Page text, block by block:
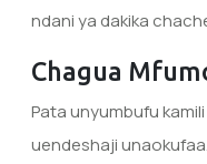
ndani ya dakika
Chagua
Pata unyumbufu
uendeshaji